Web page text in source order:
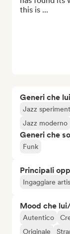
Generi che
Jazz
Jazz moderno
Generi che
Funk
Principali
Ingaggiare
Mood che
Autentico
Originale
this is ...